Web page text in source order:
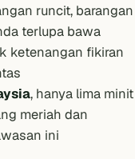
runcit, barangan
terlupa bawa
ketenangan fikiran
, hanya lima minit
meriah dan
ini